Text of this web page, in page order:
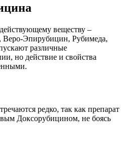
веществу –
Эпирубицин, Рубимеда,
различные
но действие и свойства
редко, так как препарат
Доксорубицином, не боясь